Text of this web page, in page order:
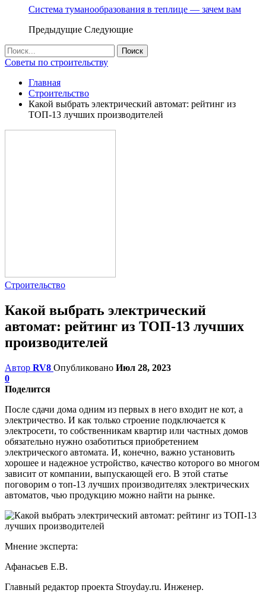
Система туманообразования в теплице — зачем вам
Предыдущие Следующие
Советы по строительству
Главная
Строительство
Какой выбрать электрический автомат: рейтинг из
ТОП-13 лучших производителей
Строительство
Какой выбрать электрический
автомат: рейтинг из ТОП-13 лучших
производителей
Автор RV8 Опубликовано Июл 28, 2023
0
Поделится
После сдачи дома одним из первых в него входит не кот, а
электричество. И как только строение подключается к
электросети, то собственникам квартир или частных домов
обязательно нужно озаботиться приобретением
электрического автомата. И, конечно, важно установить
хорошее и надежное устройство, качество которого во многом
зависит от компании, выпускающей его. В этой статье
поговорим о топ-13 лучших производителях электрических
автоматов, чью продукцию можно найти на рынке.
Мнение эксперта:
Афанасьев Е.В.
Главный редактор проекта Stroyday.ru. Инженер.